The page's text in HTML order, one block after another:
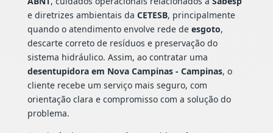
e diretrizes ambientais da CETESB, principalmente
quando o atendimento envolve rede de esgoto,
descarte correto de resíduos e preservação do
sistema hidráulico. Assim, ao contratar uma
desentupidora em Nova Campinas - Campinas, o
cliente recebe um serviço mais seguro, com
orientação clara e compromisso com a solução do
problema.